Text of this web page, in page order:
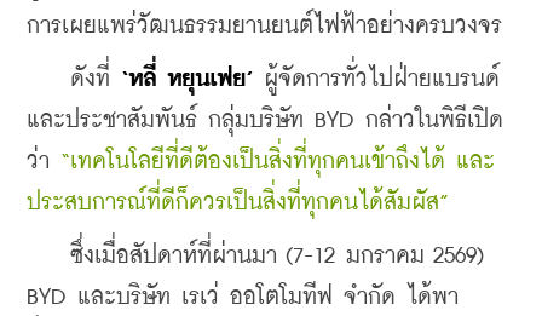
การเผยแพร่วัฒนธรรมยานยนต์ไฟฟ้าอย่างครบวงจร
ดังที่ ‘หลี่ หยุนเฟย’ ผู้จัดการทั่วไปฝ่ายแบรนด์
และประชาสัมพันธ์ กลุ่มบริษัท BYD กล่าวในพิธีเปิด
ว่า “เทคโนโลยีที่ดีต้องเป็นสิ่งที่ทุกคนเข้าถึงได้ และ
ประสบการณ์ที่ดีก็ควรเป็นสิ่งที่ทุกคนได้สัมผัส”
ซึ่งเมื่อสัปดาห์ที่ผ่านมา (7-12 มกราคม 2569)
BYD และบริษัท เรเว่ ออโตโมทีฟ จำกัด ได้พา